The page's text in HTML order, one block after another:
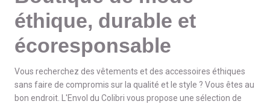
éthique, durable et
écoresponsable
Vous recherchez des vêtements et des accessoires éthiques
sans faire de compromis sur la qualité et le style ? Vous êtes au
bon endroit. L'Envol du Colibri vous propose une sélection de